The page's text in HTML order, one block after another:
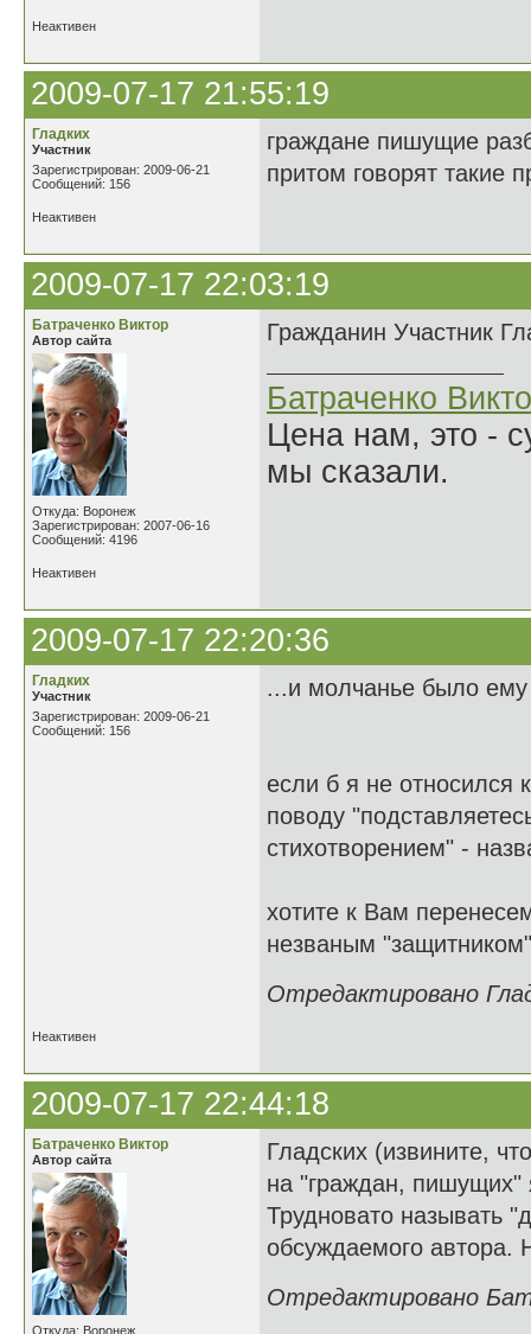
Неактивен
2009-07-17 21:55:19
Гладких
Участник
Зарегистрирован: 2009-06-21
Сообщений: 156
граждане пишущие
притом говорят такие
Неактивен
2009-07-17 22:03:19
Батраченко Виктор
Автор сайта
Откуда: Воронеж
Зарегистрирован: 2007-06-16
Сообщений: 4196
Гражданин Участник
Батраченко
Цена нам, это -
мы сказали.
Неактивен
2009-07-17 22:20:36
Гладких
Участник
Зарегистрирован: 2009-06-21
Сообщений: 156
...и молчанье было ему
если б я не
поводу
стихотворением" -
хотите к Вам
незваным
Отредактировано
Неактивен
2009-07-17 22:44:18
Батраченко Виктор
Автор сайта
Откуда: Воронеж
Гладских (извините,
на "граждан, пишущих"
Трудновато называть
обсуждаемого автора.
Отредактировано